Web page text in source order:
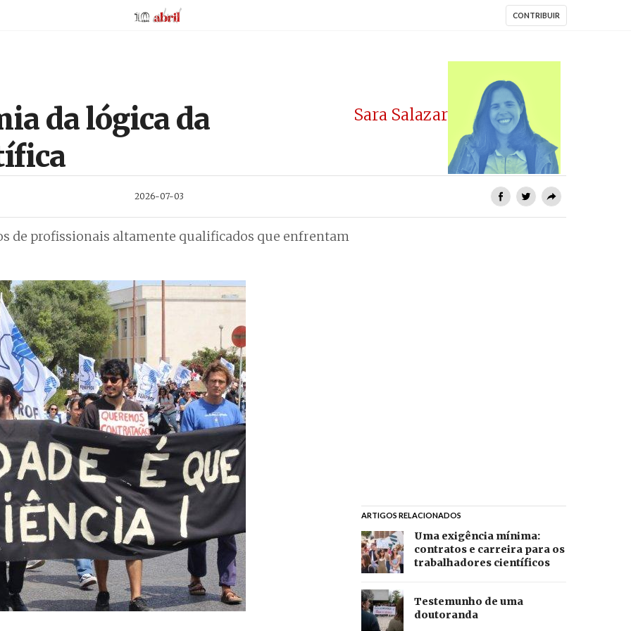
AbrilAbril CONTRIBUIR
da lógica da
Sara Salazar
2026-07-03
de profissionais altamente qualificados que enfrentam
ARTIGOS RELACIONADOS
Uma exigência mínima:
contratos e carreira para os
trabalhadores científicos
Testemunho de uma
doutoranda